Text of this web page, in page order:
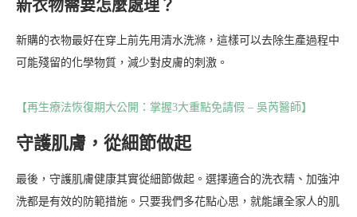
新衣物需要怎麼處理？
新購的衣物最好在穿上前先用清水洗滌，這樣可以去除生產過程中
可能殘留的化學物質，減少對皮膚的刺激。
【再生療法恢復期大公開：掌握3大重點免請假 – 吳芮醫師】
守護肌膚，從細節做起
最後，守護肌膚健康其實從細節做起。選擇適合的洗衣精、加強沖
洗都是有效的防範措施。只要我們多花點心思，就能讓全家人的肌